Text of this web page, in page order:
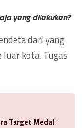
yang dilakukan?
dari yang
luar kota. Tugas
Target Medali